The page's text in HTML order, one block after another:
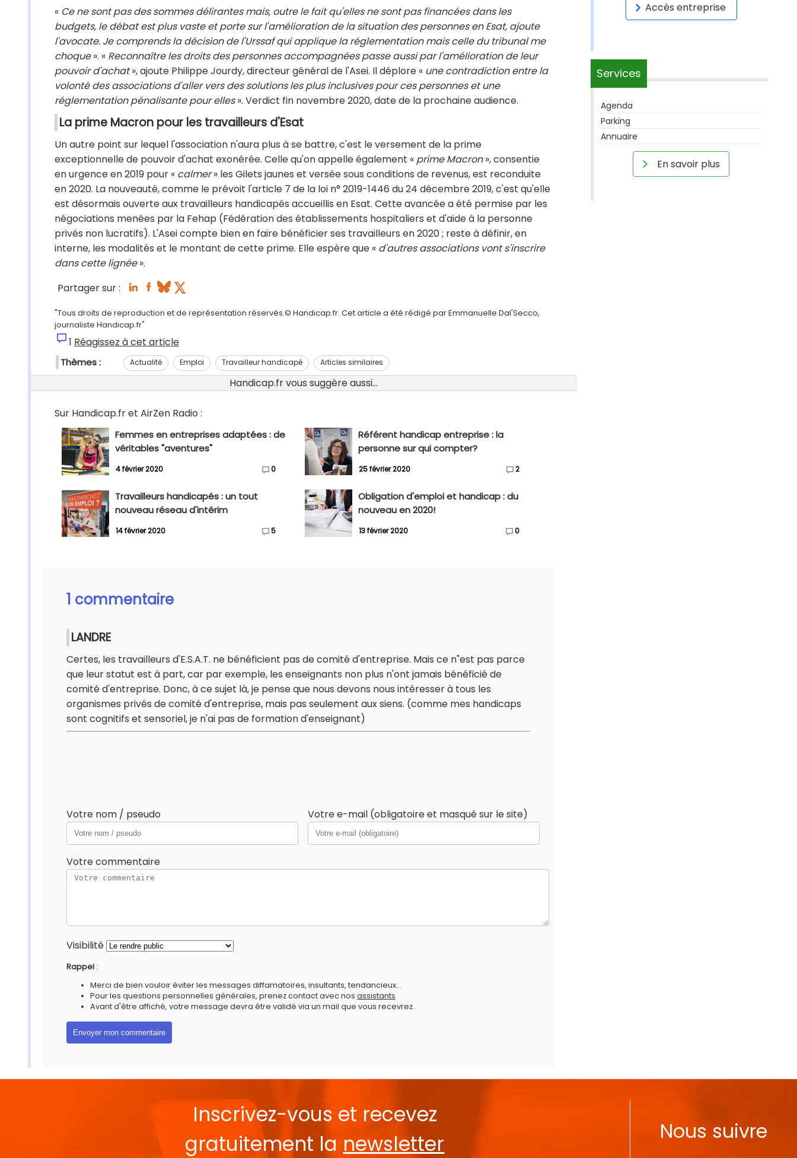
« Ce ne sont pas des sommes délirantes mais, outre le fait qu'elles ne sont pas financées dans les
budgets, le débat est plus vaste et porte sur l'amélioration de la situation des personnes en Esat, ajoute
l'avocate. Je comprends la décision de l'Urssaf qui applique la réglementation mais celle du tribunal me
choque». « Reconnaître les droits des personnes accompagnées passe aussi par l'amélioration de leur
pouvoir d'achat», ajoute Philippe Jourdy, directeur général de l'Asei. Il déplore « une contradiction entre la
volonté des associations d'aller vers des solutions les plus inclusives pour ces personnes et une
réglementation pénalisante pour elles». Verdict fin novembre 2020, date de la prochaine audience.
La prime Macron pour les travailleurs d'Esat
Un autre point sur lequel l'association n'aura plus à se battre, c'est le versement de la prime
exceptionnelle de pouvoir d'achat exonérée. Celle qu'on appelle également « prime Macron», consentie
en urgence en 2019 pour « calmer» les Gilets jaunes et versée sous conditions de revenus, est reconduite
en 2020. La nouveauté, comme le prévoit l'article 7 de la loi n° 2019-1446 du 24 décembre 2019, c'est qu'elle
est désormais ouverte aux travailleurs handicapés accueillis en Esat. Cette avancée a été permise par les
négociations menées par la Fehap (Fédération des établissements hospitaliers et d'aide à la personne
privés non lucratifs). L'Asei compte bien en faire bénéficier ses travailleurs en 2020 ; reste à définir, en
interne, les modalités et le montant de cette prime. Elle espère que « d'autres associations vont s'inscrire
dans cette lignée».
Partager sur :
"Tous droits de reproduction et de représentation réservés.© Handicap.fr. Cet article a été rédigé par Emmanuelle Dal'Secco,
journaliste Handicap.fr"
1 Réagissez à cet article
Thèmes : Actualité Emploi Travailleur handicapé Articles similaires
Handicap.fr vous suggère aussi...
Sur Handicap.fr et AirZen Radio :
Femmes en entreprises adaptées : de
véritables "aventures"
4 février 2020 0
Référent handicap entreprise : la
personne sur qui compter?
25 février 2020 2
Travailleurs handicapés : un tout
nouveau réseau d'intérim
14 février 2020 5
Obligation d'emploi et handicap : du
nouveau en 2020!
13 février 2020 0
1 commentaire
LANDRE
Certes, les travailleurs d'E.S.A.T. ne bénéficient pas de comité d'entreprise. Mais ce n"est pas parce
que leur statut est à part, car par exemple, les enseignants non plus n'ont jamais bénéficié de
comité d'entreprise. Donc, à ce sujet là, je pense que nous devons nous intéresser à tous les
organismes privés de comité d'entreprise, mais pas seulement aux siens. (comme mes handicaps
sont cognitifs et sensoriel, je n'ai pas de formation d'enseignant)
Votre nom / pseudo Votre e-mail (obligatoire et masqué sur le site)
Votre commentaire
Visibilité
Rappel :
Merci de bien vouloir éviter les messages diffamatoires, insultants, tendancieux...
Pour les questions personnelles générales, prenez contact avec nos assistants
Avant d'être affiché, votre message devra être validé via un mail que vous recevrez.
Accès entreprise
Services
Agenda
Parking
Annuaire
En savoir plus
Inscrivez-vous et recevez
gratuitement la newsletter Nous suivre